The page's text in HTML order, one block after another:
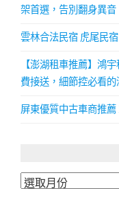
架首選，告別翻身異音
雲林合法民宿 虎尾民
【澎湖租車推薦】鴻
費接送，細節控必看
屏東優質中古車商推
彙